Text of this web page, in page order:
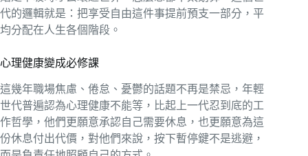
代的邏輯就是：把享受自由這件事提前預支一部分，平
均分配在人生各個階段。
心理健康變成必修課
這幾年職場焦慮、倦怠、憂鬱的話題不再是禁忌，年輕
世代普遍認為心理健康不能等，比起上一代忍到底的工
作哲學，他們更願意承認自己需要休息，也更願意為這
份休息付出代價，對他們來說，按下暫停鍵不是逃避，